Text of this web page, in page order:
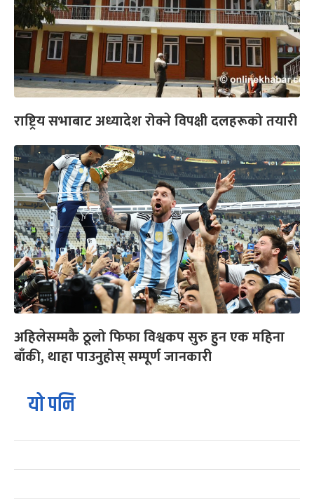
राष्ट्रिय सभाबाट अध्यादेश रोक्ने विपक्षी दलहरूको तयारी
अहिलेसम्मकै ठूलो फिफा विश्वकप सुरु हुन एक महिना
बाँकी, थाहा पाउनुहोस् सम्पूर्ण जानकारी
यो पनि